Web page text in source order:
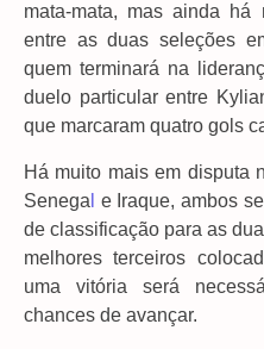
mata-mata, mas ainda
entre as duas seleções
quem terminará na
duelo particular entre
que marcaram quatro gols
Há muito mais em disputa
Senega e Iraque, ambos
de classificação para as
melhores terceiros
uma vitória será
chances de avançar.